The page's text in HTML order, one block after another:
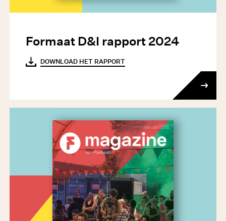
Formaat D&I rapport 2024
DOWNLOAD HET RAPPORT